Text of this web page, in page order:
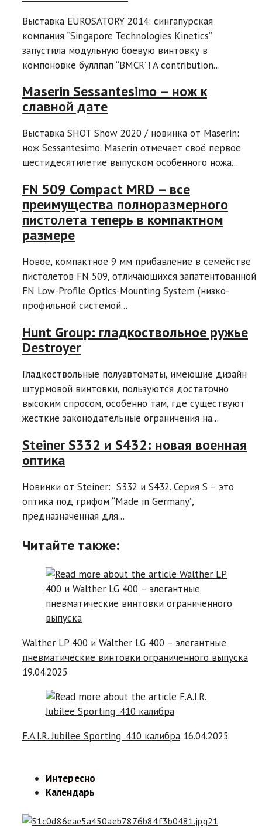
Выставка EUROSATORY 2014: сингапурская
компания “Singapore Technologies Kinetics”
запустила модульную боевую винтовку в
компоновке буллпап “BMCR”! A contribution...
Maserin Sessantesimo – нож к
славной дате
Выставка SHOT Show 2020 / новинка от Maserin:
нож Sessantesimo. Maserin отмечает своё первое
шестидесятилетие выпуском особенного ножа...
FN 509 Compact MRD – все
преимущества полноразмерного
пистолета теперь в компактном
размере
Новое, компактное 9 мм прибавление в семействе
пистолетов FN 509, отличающихся запатентованной
FN Low-Profile Optics-Mounting System (низко-
профильной системой...
Hunt Group: гладкоствольное ружье
Destroyer
Гладкоствольные полуавтоматы, имеющие дизайн
штурмовой винтовки, пользуются достаточно
высоким спросом, особенно там, где существуют
жесткие законодательные ограничения на...
Steiner S332 и S432: новая военная
оптика
Новинки от Steiner: S332 и S432. Серия S – это
оптика под грифом “Made in Germany”,
предназначенная для...
Читайте также:
Walther LP 400 и Walther LG 400 – элегантные
пневматические винтовки ограниченного выпуска
19.04.2025
F.A.I.R. Jubilee Sporting .410 калибра 16.04.2025
Интересно
Календарь
21